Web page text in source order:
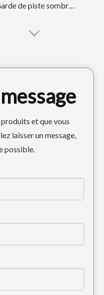
Garde de piste sombre OEM pour pièces de chenille DH820
et que vous
laisser un message,
possible.